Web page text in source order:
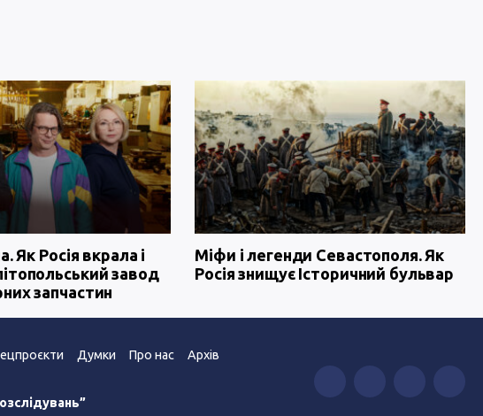
Як Росія вкрала і
завод
запчастин
Міфи і легенди Севастополя. Як
Росія знищує Історичний бульвар
Думки Про нас Архів